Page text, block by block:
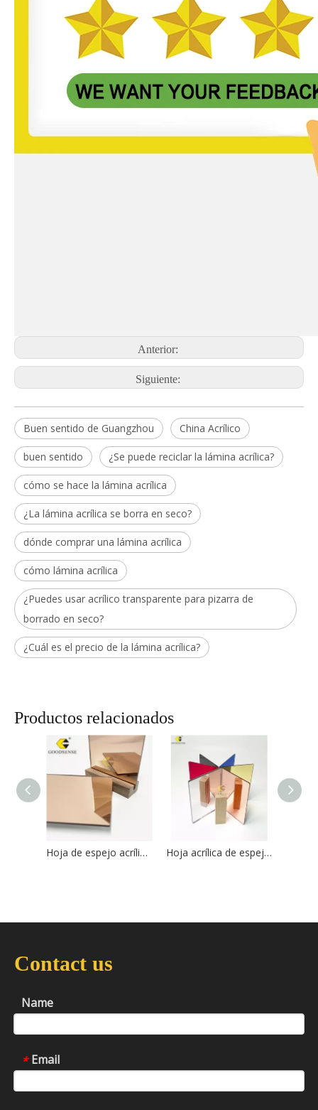
Anterior:
Siguiente:
Buen sentido de Guangzhou China Acrílico
buen sentido ¿Se puede reciclar la lámina acrílica?
cómo se hace la lámina acrílica
¿La lámina acrílica se borra en seco?
dónde comprar una lámina acrílica
cómo lámina acrílica
¿Puedes usar acrílico transparente para pizarra de
borrado en seco?
¿Cuál es el precio de la lámina acrílica?
Productos relacionados
Hoja de espejo acrílico de oro rosa Goodsense cortada a medida Hoja acrílica de espejo dorado rosa Goodsense
Contact us
Name
* Email